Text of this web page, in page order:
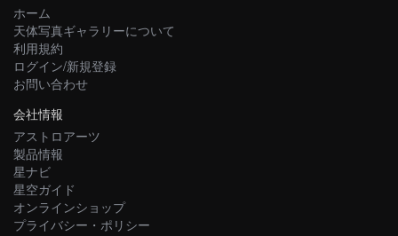
ホーム
天体写真ギャラリーについて
利用規約
ログイン/新規登録
お問い合わせ
会社情報
アストロアーツ
製品情報
星ナビ
星空ガイド
オンラインショップ
プライバシー・ポリシー